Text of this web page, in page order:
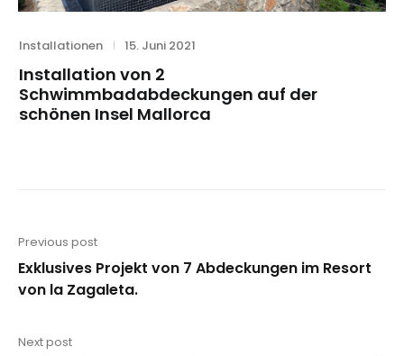
Category
Installationen
Posted
15. Juni 2021
Installation von 2
Schwimmbadabdeckungen auf der
schönen Insel Mallorca
Beitragsnavigation
Previous post
Previous
post:
Exklusives Projekt von 7 Abdeckungen im Resort
von la Zagaleta.
Next post